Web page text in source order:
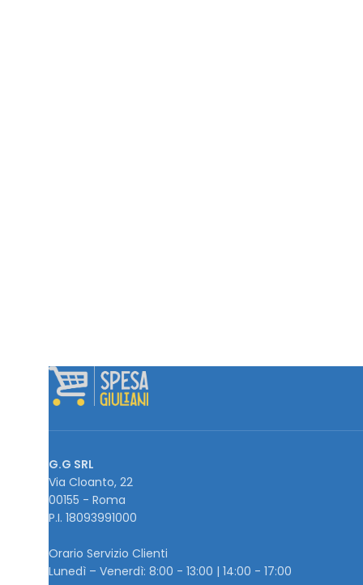
G.G SRL
Via Cloanto, 22
00155 - Roma
P.I. ‭18093991000
Orario Servizio Clienti
Lunedì – Venerdì: 8:00 - 13:00 | 14:00 - 17:00